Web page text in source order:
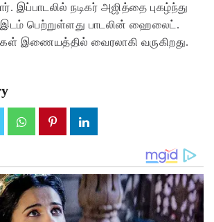
இப்பாடலில் நடிகர் அஜித்தை புகழ்ந்து
இடம் பெற்றுள்ளது பாடலின் ஹைலைட்.
இணையத்தில் வைரலாகி வருகிறது.